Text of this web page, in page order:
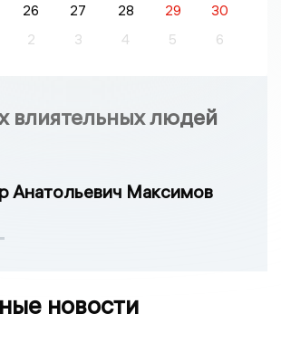
26 27 28 29
30
2 3 4 5 6
влиятельных людей
Анатольевич Максимов
новости